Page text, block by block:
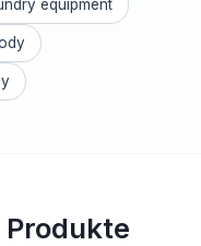
equipment